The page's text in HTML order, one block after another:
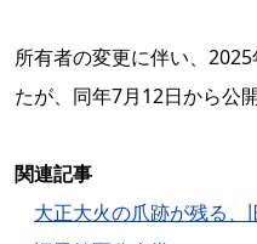
所有者の変更に伴い、
たが、同年7月12日から公
関連記事
大正大火の爪跡が残る、